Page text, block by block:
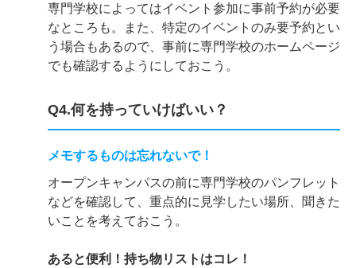
専門学校によってはイベント参加に事前予約が必要
なところも。また、特定のイベントのみ要予約とい
う場合もあるので、事前に専門学校のホームページ
でも確認するようにしておこう。
Q4.何を持っていけばいい？
メモするものは忘れないで！
オープンキャンパスの前に専門学校のパンフレット
などを確認して、重点的に見学したい場所、聞きた
いことを考えておこう。
あると便利！持ち物リストはコレ！